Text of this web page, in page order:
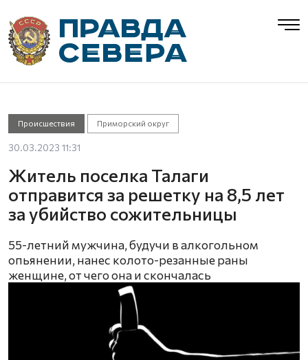
Происшествия Приморский округ
30.03.2023 11:31
Житель поселка Талаги
отправится за решетку на 8,5 лет
за убийство сожительницы
55-летний мужчина, будучи в алкогольном
опьянении, нанес колото-резанные раны
женщине, от чего она и скончалась